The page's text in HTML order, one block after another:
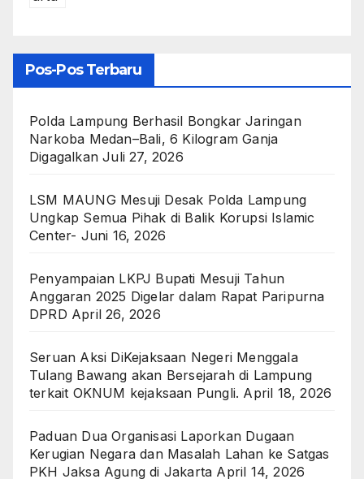
Pos-Pos Terbaru
Polda Lampung Berhasil Bongkar Jaringan
Narkoba Medan–Bali, 6 Kilogram Ganja
Digagalkan Juli 27, 2026
LSM MAUNG Mesuji Desak Polda Lampung
Ungkap Semua Pihak di Balik Korupsi Islamic
Center- Juni 16, 2026
Penyampaian LKPJ Bupati Mesuji Tahun
Anggaran 2025 Digelar dalam Rapat Paripurna
DPRD April 26, 2026
Seruan Aksi DiKejaksaan Negeri Menggala
Tulang Bawang akan Bersejarah di Lampung
terkait OKNUM kejaksaan Pungli. April 18, 2026
Paduan Dua Organisasi Laporkan Dugaan
Kerugian Negara dan Masalah Lahan ke Satgas
PKH Jaksa Agung di Jakarta April 14, 2026